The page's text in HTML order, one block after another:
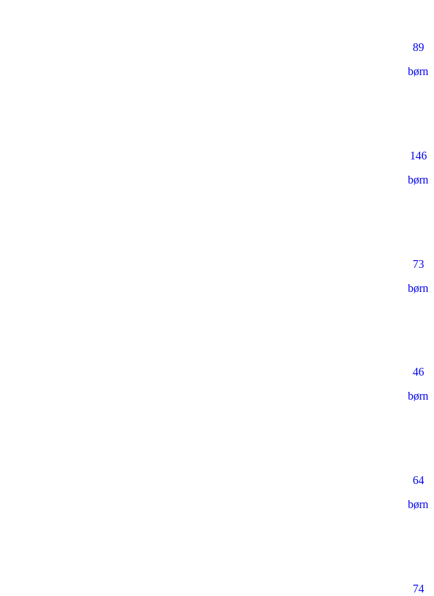
89
børn
146
børn
73
børn
46
børn
64
børn
74